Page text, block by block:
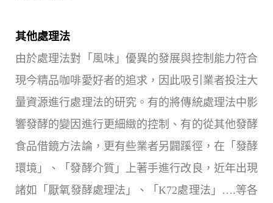
其他處理法
由於處理法對「風味」優異的發展與控制能力符合
現今精品咖啡愛好者的追求，因此吸引業者投注大
量資源進行處理法的研究。有的將傳統處理法中影
響發酵的變因進行更細緻的控制、有的從其他發酵
食品借鏡方法論，更有些業者另闢蹊徑，在「發酵
環境」、「發酵介質」上著手進行改良，近年出現
諸如「厭氧發酵處理法」、「K72處理法」….等各